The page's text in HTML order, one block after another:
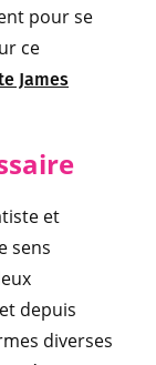
pour se
ce
James
et
sens
depuis
diverses